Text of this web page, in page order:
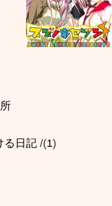
る日記 /(1)